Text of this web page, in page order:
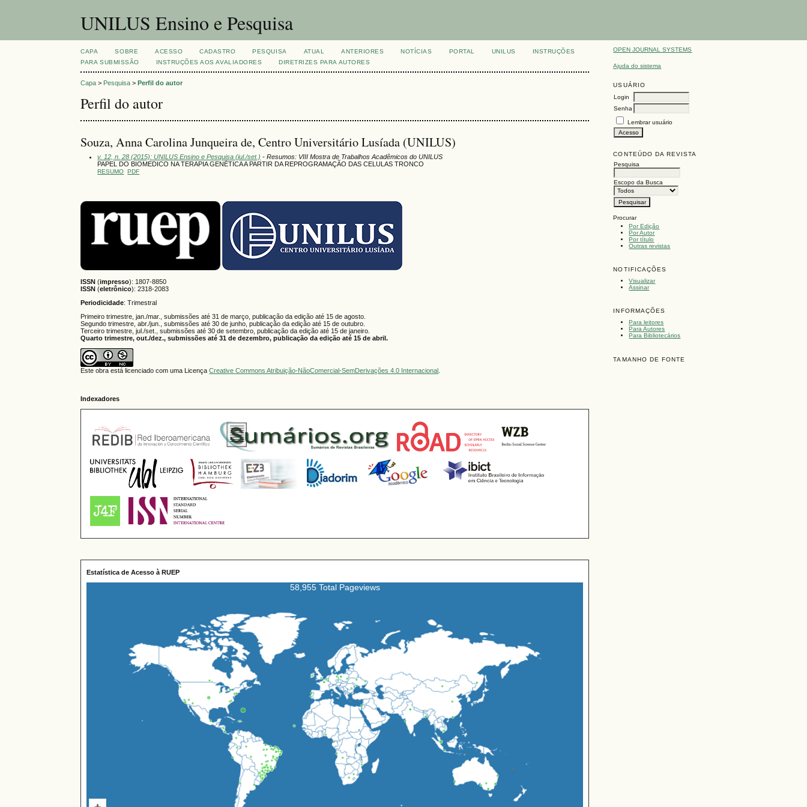
UNILUS Ensino e Pesquisa
OPEN JOURNAL SYSTEMS
Ajuda do sistema
USUÁRIO
Login
Senha
Lembrar usuário
CONTEÚDO DA REVISTA
Pesquisa
Escopo da Busca
Procurar
Por Edição
Por Autor
Por título
Outras revistas
NOTIFICAÇÕES
Visualizar
Assinar
INFORMAÇÕES
Para leitores
Para Autores
Para Bibliotecários
TAMANHO DE FONTE
CAPA SOBRE ACESSO CADASTRO PESQUISA ATUAL ANTERIORES NOTÍCIAS PORTAL UNILUS
INSTRUÇÕES
PARA SUBMISSÃO
INSTRUÇÕES AOS AVALIADORES DIRETRIZES PARA AUTORES
Capa > Pesquisa >Perfil do autor
Perfil do autor
Souza, Anna Carolina Junqueira de, Centro Universitário Lusíada (UNILUS)
v. 12, n. 28 (2015): UNILUS Ensino e Pesquisa (jul./set.) - Resumos: VIII Mostra de Trabalhos Acadêmicos do UNILUS
PAPEL DO BIOMEDICO NA TERAPIA GENÉTICA A PARTIR DA REPROGRAMAÇÃO DAS CELULAS TRONCO
RESUMO PDF
ISSN (impresso): 1807-8850
ISSN (eletrônico):2318-2083
Periodicidade: Trimestral
Primeiro trimestre, jan./mar., submissões até 31 de março, publicação da edição até 15 de agosto.
Segundo trimestre, abr./jun., submissões até 30 de junho, publicação da edição até 15 de outubro.
Terceiro trimestre, jul./set., submissões até 30 de setembro, publicação da edição até 15 de janeiro.
Quarto trimestre, out./dez., submissões até 31 de dezembro, publicação da edição até 15 de abril.
Este obra está licenciado com uma LicençaCreative Commons Atribuição-NãoComercial-SemDerivações 4.0 Internacional
Indexadores
Estatística de Acesso à RUEP
58,955 Total Pageviews